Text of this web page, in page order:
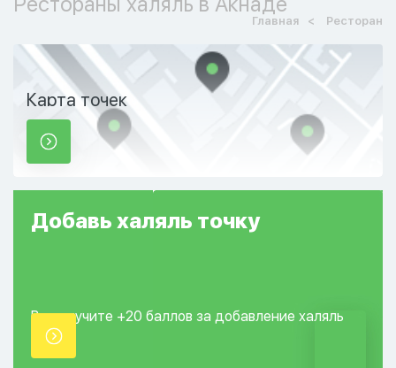
Главная Ресторан
Карта точек
Добавь халяль точку
Вы получите +20 баллов за добавление халяль
точки.